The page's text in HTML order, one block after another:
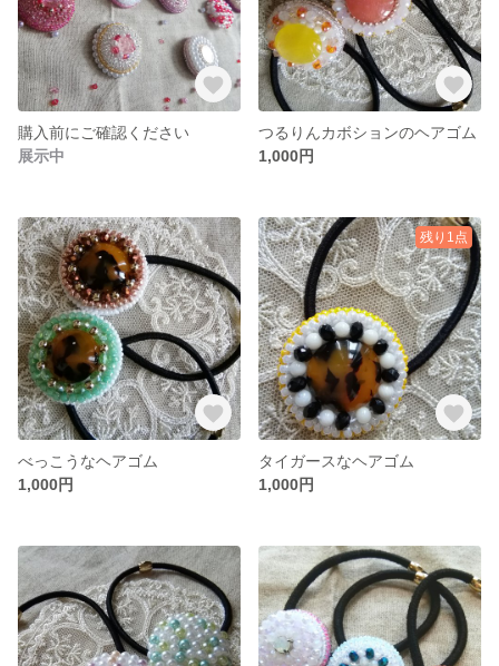
購入前にご確認ください
展示中
つるりんカボションのヘアゴム
1,000円
べっこうなヘアゴム
1,000円
残り1点
タイガースなヘアゴム
1,000円